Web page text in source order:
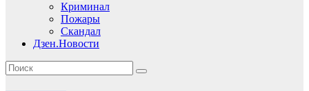
Криминал
Пожары
Скандал
Дзен.Новости